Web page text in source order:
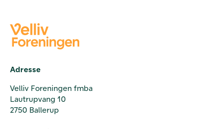
Adresse
Velliv Foreningen fmba
Lautrupvang 10
2750 Ballerup